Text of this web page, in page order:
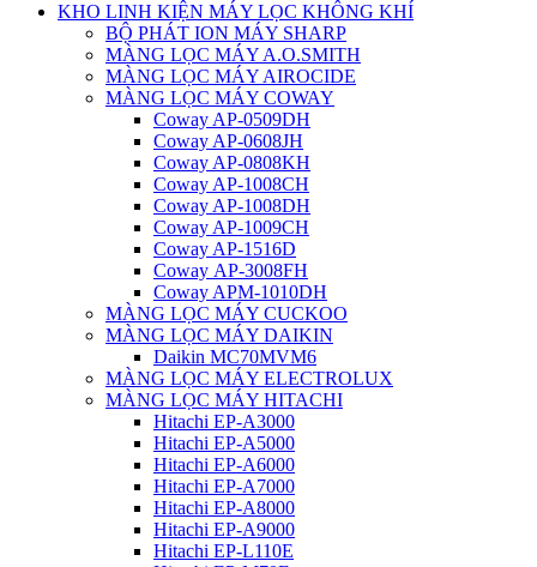
KHO LINH KIỆN MÁY LỌC KHÔNG KHÍ
BỘ PHÁT ION MÁY SHARP
MÀNG LỌC MÁY A.O.SMITH
MÀNG LỌC MÁY AIROCIDE
MÀNG LỌC MÁY COWAY
Coway AP-0509DH
Coway AP-0608JH
Coway AP-0808KH
Coway AP-1008CH
Coway AP-1008DH
Coway AP-1009CH
Coway AP-1516D
Coway AP-3008FH
Coway APM-1010DH
MÀNG LỌC MÁY CUCKOO
MÀNG LỌC MÁY DAIKIN
Daikin MC70MVM6
MÀNG LỌC MÁY ELECTROLUX
MÀNG LỌC MÁY HITACHI
Hitachi EP-A3000
Hitachi EP-A5000
Hitachi EP-A6000
Hitachi EP-A7000
Hitachi EP-A8000
Hitachi EP-A9000
Hitachi EP-L110E